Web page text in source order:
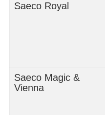
Saeco Royal
Saeco Magic &
Vienna